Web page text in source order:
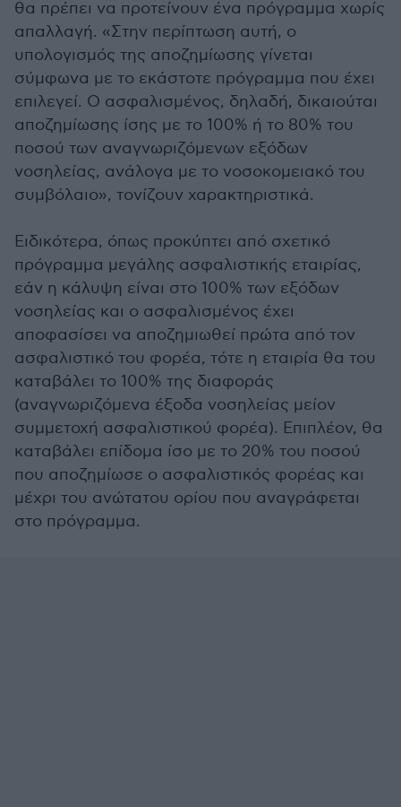
θα πρέπει να προτείνουν ένα πρόγραμμα χωρίς
απαλλαγή. «Στην περίπτωση αυτή, ο
υπολογισµός της αποζηµίωσης γίνεται
σύµφωνα µε το εκάστοτε πρόγραµµα που έχει
επιλεγεί. Ο ασφαλισμένος, δηλαδή, δικαιούται
αποζηµίωσης ίσης µε το 100% ή το 80% του
ποσού των αναγνωριζόμενων εξόδων
νοσηλείας, ανάλογα µε το νοσοκοµειακό του
συμβόλαιο», τονίζουν χαρακτηριστικά.
Ειδικότερα, όπως προκύπτει από σχετικό
πρόγραμμα μεγάλης ασφαλιστικής εταιρίας,
εάν η κάλυψη είναι στο 100% των εξόδων
νοσηλείας και ο ασφαλισμένος έχει
αποφασίσει να αποζηµιωθεί πρώτα από τον
ασφαλιστικό του φορέα, τότε η εταιρία θα του
καταβάλει το 100% της διαφοράς
(αναγνωριζόµενα έξοδα νοσηλείας µείον
συµµετοχή ασφαλιστικού φορέα). Επιπλέον, θα
καταβάλει επίδοµα ίσο µε το 20% του ποσού
που αποζηµίωσε ο ασφαλιστικός φορέας και
µέχρι του ανώτατου ορίου που αναγράφεται
στο πρόγραμμα.